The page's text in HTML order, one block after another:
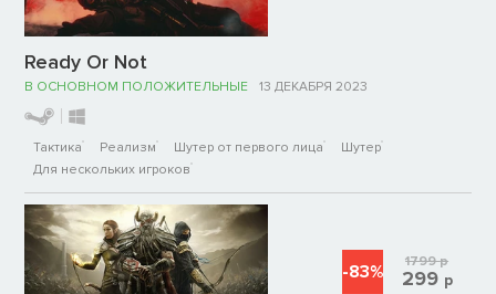
Ready Or Not
В ОСНОВНОМ ПОЛОЖИТЕЛЬНЫЕ 13 ДЕКАБРЯ 2023
Тактика Реализм Шутер от первого лица
Шутер
Для нескольких игроков
-83% 1799р
299 р